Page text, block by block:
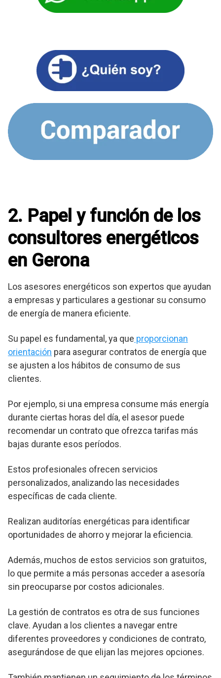
2. Papel y función de los
consultores energéticos
en Gerona
Los asesores energéticos son expertos que ayudan
a empresas y particulares a gestionar su consumo
de energía de manera eficiente.
Su papel es fundamental, ya que proporcionan
orientación para asegurar contratos de energía que
se ajusten a los hábitos de consumo de sus
clientes.
Por ejemplo, si una empresa consume más energía
durante ciertas horas del día, el asesor puede
recomendar un contrato que ofrezca tarifas más
bajas durante esos períodos.
Estos profesionales ofrecen servicios
personalizados, analizando las necesidades
específicas de cada cliente.
Realizan auditorías energéticas para identificar
oportunidades de ahorro y mejorar la eficiencia.
Además, muchos de estos servicios son gratuitos,
lo que permite a más personas acceder a asesoría
sin preocuparse por costos adicionales.
La gestión de contratos es otra de sus funciones
clave. Ayudan a los clientes a navegar entre
diferentes proveedores y condiciones de contrato,
asegurándose de que elijan las mejores opciones.